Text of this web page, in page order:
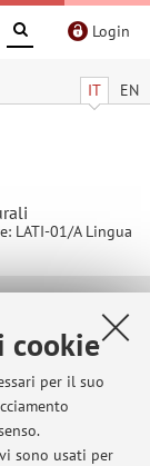
cookie
per il suo
sono usati per
Login
IT EN
LATI-01/A Lingua
DI BASE